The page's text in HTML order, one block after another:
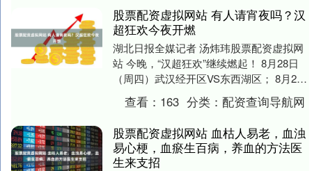
股票配资虚拟网站 有人请宵夜吗？汉
超狂欢今夜开燃
湖北日报全媒记者 汤炜玮股票配资虚拟网
站 今晚，“汉超狂欢”继续燃起！ 8月28日
（周四）武汉经开区VS东西湖区； 8月29
日（周五·七夕）蔡甸区VS汉阳区； ....
查看： 163 分类：配资查询导航网
股票配资虚拟网站 血枯人易老，血浊
易心梗，血瘀生百病，养血的方法医
生来支招